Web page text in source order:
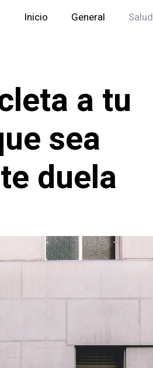
Inicio General Salud
a tu
sea
duela